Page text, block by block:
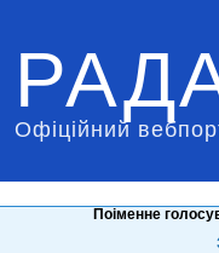
Офіційний
Поіменне